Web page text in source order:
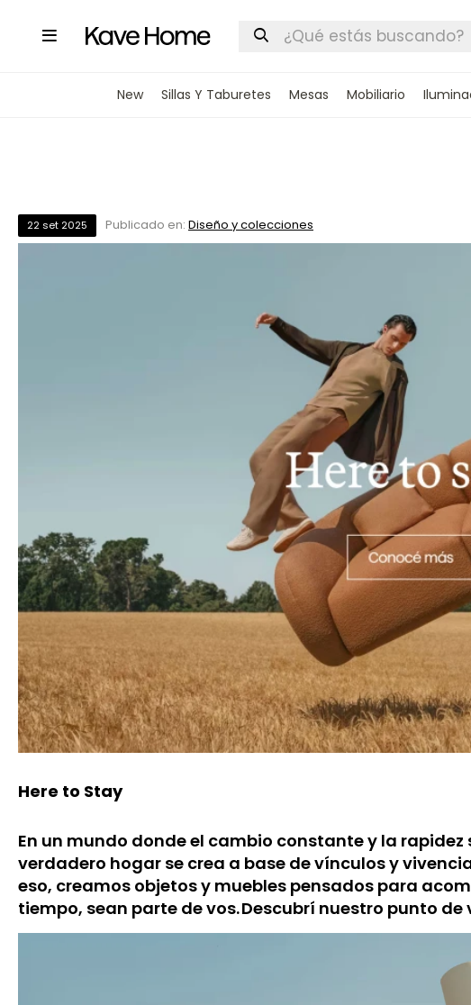

New Sillas Y Taburetes Mesas Mobiliario
22 set 2025 Publicado en: Diseño y colecciones
Here to Stay
En un mundo donde el cambio constante y la rapidez
verdadero hogar se crea a base de vínculos y
eso, creamos objetos y muebles pensados para
tiempo, sean parte de vos. Descubrí nuestro punto de